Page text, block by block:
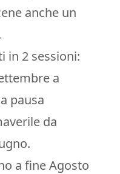
anche un
in 2 sessioni:
a
pausa
da
a fine Agosto